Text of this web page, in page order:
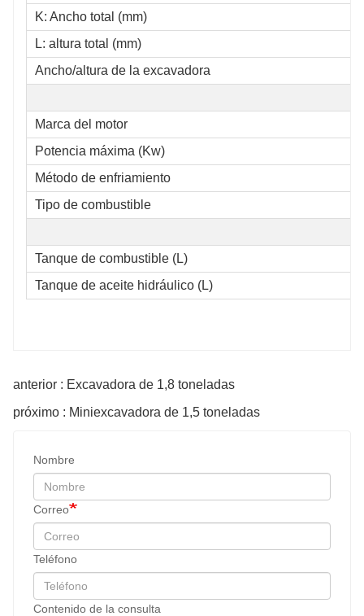
K: Ancho total (mm)
L: altura total (mm)
Ancho/altura de la excavadora
Marca del motor
Potencia máxima (Kw)
Método de enfriamiento
Tipo de combustible
Tanque de combustible (L)
Tanque de aceite hidráulico (L)
anterior : Excavadora de 1,8 toneladas
próximo : Miniexcavadora de 1,5 toneladas
Nombre
Correo
Teléfono
Contenido de la consulta